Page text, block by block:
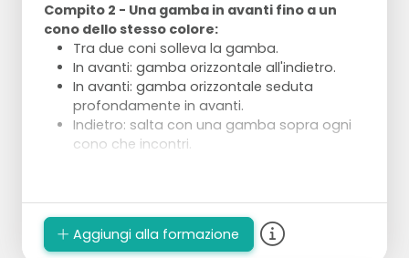
Compito 2 - Una gamba in avanti fino a un
cono dello stesso colore:
Tra due coni solleva la gamba.
In avanti: gamba orizzontale all'indietro.
In avanti: gamba orizzontale seduta
profondamente in avanti.
Indietro: salta con una gamba sopra ogni
cono che incontri.
2 gruppi eseguono sempre lo stesso tipo di
compito.
Aggiungi alla formazione